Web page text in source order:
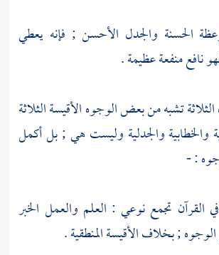
الحسنة والجدل الأحسن ; فإنه يعطي
نافع منفعة عظيمة .
تشبه من بعض الوجوه الأقيسة الثلاثة
والخطابية والجدلية وليست هي ; بل أكمل
: -
القرآن تجمع نوعي : العلم والعمل الخبر
; بخلاف الأقيسة المنطقية .